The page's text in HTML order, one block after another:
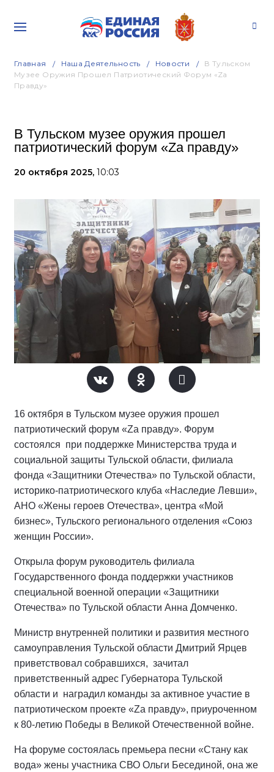
Главная Наша Деятельность Новости
В Тульском
Музее Оружия Прошел Патриотический Форум «Za
Правду»
В Тульском музее оружия прошел
патриотический форум «Za правду»
20 октября 2025, 10:03
16 октября в Тульском музее оружия прошел
патриотический форум «Za правду». Форум
состоялся при поддержке Министерства труда и
социальной защиты Тульской области, филиала
фонда «Защитники Отечества» по Тульской области,
историко-патриотического клуба «Наследие Левши»,
АНО «Жены героев Отечества», центра «Мой
бизнес», Тульского регионального отделения «Союз
женщин России».
Открыла форум руководитель филиала
Государственного фонда поддержки участников
специальной военной операции «Защитники
Отечества» по Тульской области Анна Домченко.
Министр внутренней политики и развития местного
самоуправления Тульской области Дмитрий Ярцев
приветствовал собравшихся, зачитал
приветственный адрес Губернатора Тульской
области и наградил команды за активное участие в
патриотическом проекте «Za правду», приуроченном
к 80-летию Победы в Великой Отечественной войне.
На форуме состоялась премьера песни «Стану как
вода» жены участника СВО Ольги Бесединой, она же